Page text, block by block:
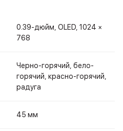
0.39-дюйм, OLED, 1024 ×
768
Черно-горячий, бело-
горячий, красно-горячий,
радуга
45 мм